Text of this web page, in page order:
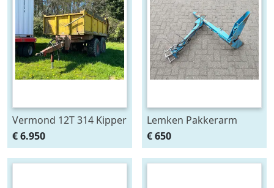
Vermond 12T 314 Kipper
3 Zijdig
€ 6.950
Lemken Pakkerarm
passend aan Opal 90 en
110 ploeg
€ 650